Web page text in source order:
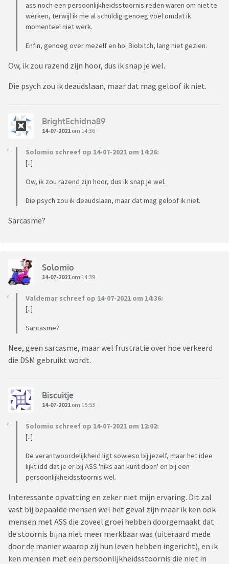
ass noch een persoonlijkheidsstoornis reden waren om niet te
werken, terwijl ik me al schuldig genoeg voel omdat ik
momenteel niet werk.
Enfin, genoeg over mezelf en hoi Biobitch, lang niet gezien.
Ow, ik zou razend zijn hoor, dus ik snap je wel.
Die psych zou ik deaudslaan, maar dat mag geloof ik niet.
BrightEchidna89
14-07-2021 om 14:36
Solomio schreef op 14-07-2021 om 14:26:
[..]
Ow, ik zou razend zijn hoor, dus ik snap je wel.
Die psych zou ik deaudslaan, maar dat mag geloof ik niet.
Sarcasme?
Solomio
14-07-2021 om 14:39
Valdemar schreef op 14-07-2021 om 14:36:
[..]
Sarcasme?
Nee, geen sarcasme, maar wel frustratie over hoe verkeerd
die DSM gebruikt wordt.
Biscuitje
14-07-2021 om 15:53
Solomio schreef op 14-07-2021 om 12:02:
[..]
De verantwoordelijkheid ligt sowieso bij jezelf, maar het idee
lijkt idd dat je er bij ASS 'niks aan kunt doen' en bij een
persoonlijkheidsstoornis wel.
Interessante opvatting en zeker niet mijn ervaring. Dit zal
vast bij bepaalde mensen wel het geval zijn maar ik ken ook
mensen met ASS die zoveel groei hebben doorgemaakt dat
de stoornis bijna niet meer merkbaar was (uiteraard mede
door de manier waarop zij hun leven hebben ingericht), en ik
ken mensen met een persoonlijkheidsstoornis die niet in